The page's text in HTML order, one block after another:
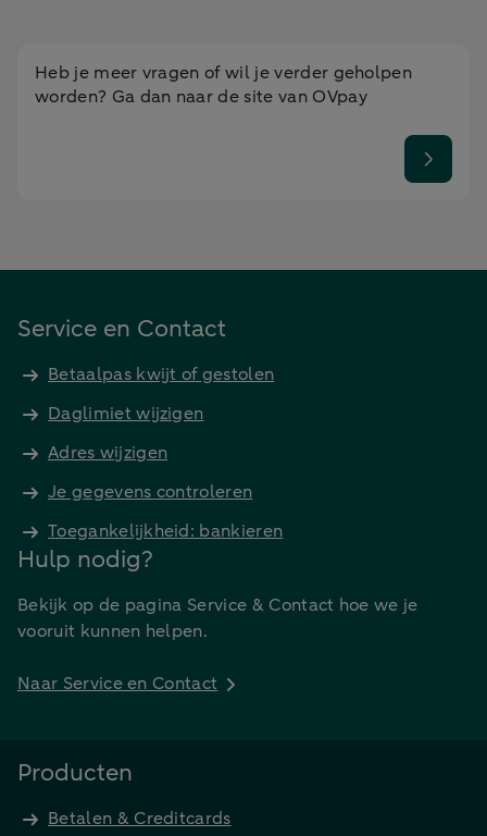
Heb je meer vragen of wil je verder geholpen
worden? Ga dan naar de site van OVpay
Service en Contact
Betaalpas kwijt of gestolen
Daglimiet wijzigen
Adres wijzigen
Je gegevens controleren
Toegankelijkheid: bankieren
Hulp nodig?
Bekijk op de pagina Service & Contact hoe we je
vooruit kunnen helpen.
Naar Service en Contact
Producten
Betalen & Creditcards